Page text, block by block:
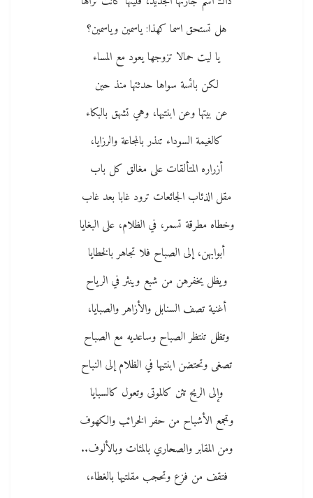
هل تستحق اسما كهذا: ياسمين وياسمين؟
يا ليت حمالا تزوجها يعود مع المساء
لكن بائسة سواها حدثتها منذ حين
عن بيتها وعن ابنتيها، وهي تشهق بالبكاء
كالغيمة السوداء تنذر بالمجاعة والرزايا،
أزراره المتألقات على مغالق كل باب
مقل الذئاب الجائعات ترود غابا بعد غاب
وخطاه مطرقة تسمر، في الظلام، على البغايا
أبوابهن، إلى الصباح فلا تجاهر بالخطايا
ويظل يخفرهن من شبع وينثر في الرياح
أغنية تصف السنابل والأزاهر والصبايا،
وتظل تنتظر الصباح وساعديه مع الصباح
تصغى وتحتضن ابنتيها في الظلام إلى النباح
وإلى الريح تئن كالموتى وتعول كالسبايا
وتجمع الأشباح من حفر الخرائب والكهوف
ومن المقابر والصحاري بالمئات وبالألوف..
فتقف من فزع وتحجب مقلتيها بالغطاء،